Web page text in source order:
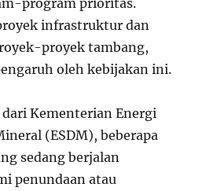
infrastruktur dan
proyek tambang,
oleh kebijakan ini.
Kementerian Energi
(ESDM), beberapa
sedang berjalan
penundaan atau